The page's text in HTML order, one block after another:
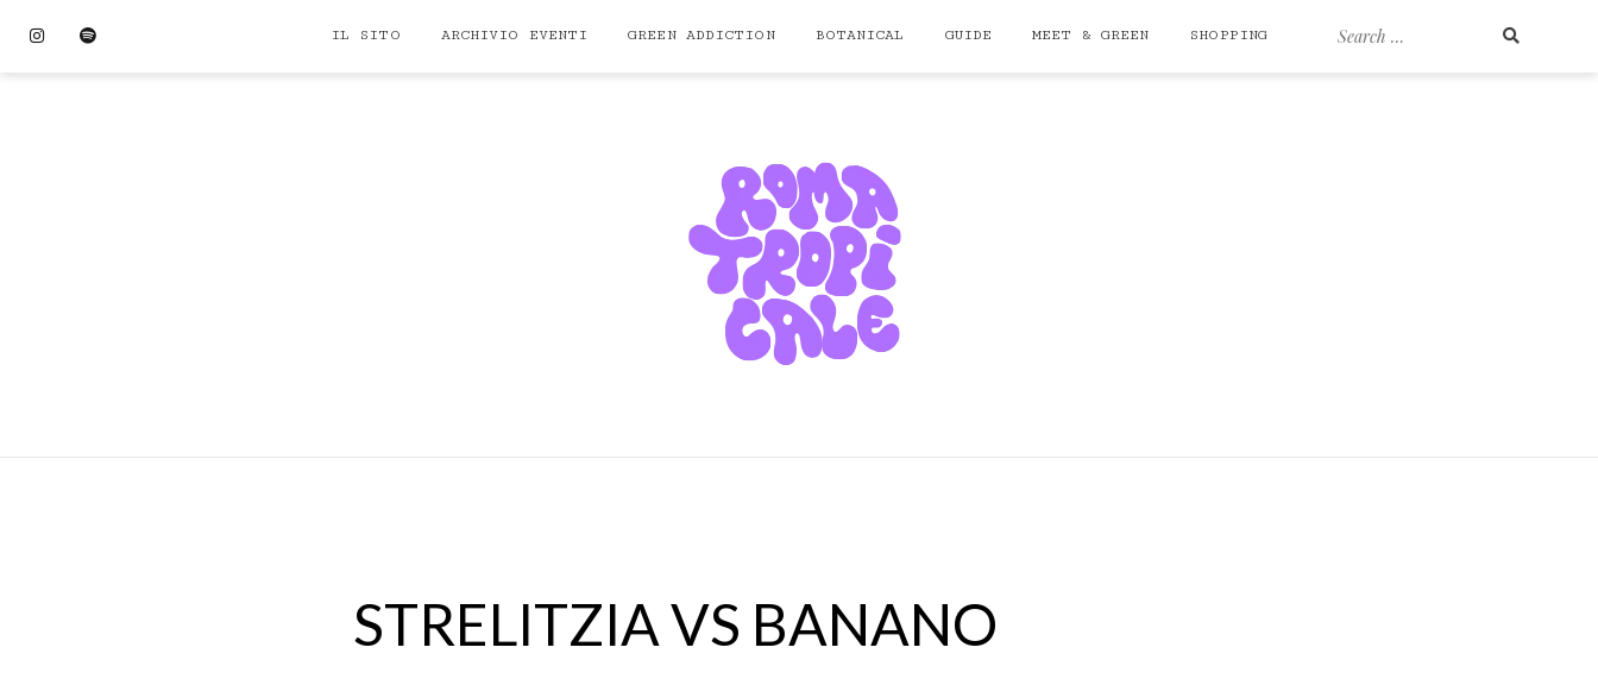
Search
IL SITO ARCHIVIO EVENTI GREEN ADDICTION BOTANICAL GUIDE MEET & GREEN SHOPPING
Instagram
Spotify
STRELITZIA VS BANANO